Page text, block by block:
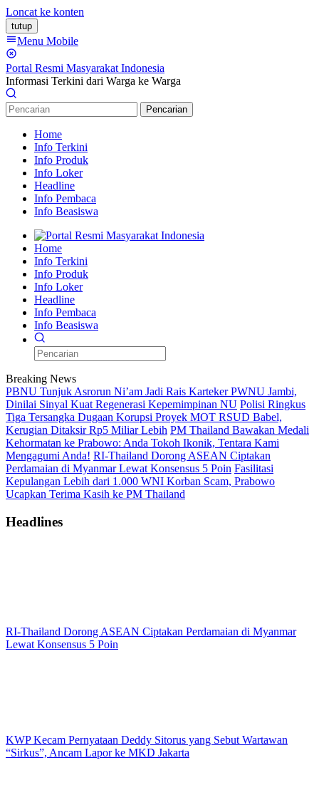
Loncat ke konten
tutup
Menu Mobile
Portal Resmi Masyarakat Indonesia
Informasi Terkini dari Warga ke Warga
Pencarian
Home
Info Terkini
Info Produk
Info Loker
Headline
Info Pembaca
Info Beasiswa
Home
Info Terkini
Info Produk
Info Loker
Headline
Info Pembaca
Info Beasiswa
Breaking News
PBNU Tunjuk Asrorun Ni’am Jadi Rais Karteker PWNU Jambi,
Dinilai Sinyal Kuat Regenerasi Kepemimpinan NU Polisi Ringkus
Tiga Tersangka Dugaan Korupsi Proyek MOT RSUD Babel,
Kerugian Ditaksir Rp5 Miliar Lebih PM Thailand Bawakan Medali
Kehormatan ke Prabowo: Anda Tokoh Ikonik, Tentara Kami
Mengagumi Anda! RI-Thailand Dorong ASEAN Ciptakan
Perdamaian di Myanmar Lewat Konsensus 5 Poin Fasilitasi
Kepulangan Lebih dari 1.000 WNI Korban Scam, Prabowo
Ucapkan Terima Kasih ke PM Thailand
Headlines
RI-Thailand Dorong ASEAN Ciptakan Perdamaian di Myanmar
Lewat Konsensus 5 Poin
KWP Kecam Pernyataan Deddy Sitorus yang Sebut Wartawan
“Sirkus”, Ancam Lapor ke MKD Jakarta